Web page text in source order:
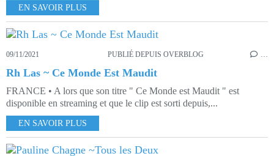
EN SAVOIR PLUS
09/11/2021 PUBLIÉ DEPUIS OVERBLOG
Rh Las ~ Ce Monde Est Maudit
FRANCE • A lors que son titre " Ce Monde est Maudit " est
disponible en streaming et que le clip est sorti depuis,...
EN SAVOIR PLUS